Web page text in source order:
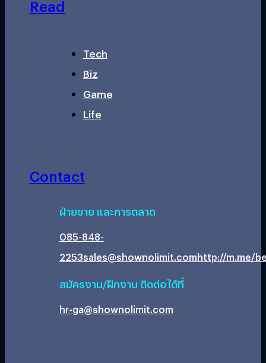
Read
Tech
Biz
Game
Life
Contact
ฝ่ายขาย และการตลาด
085-848-
2253sales@shownolimit.comhttp://m.me/
สมัครงาน/ฝึกงาน ติดต่อได้ที่
hr-ga@shownolimit.com